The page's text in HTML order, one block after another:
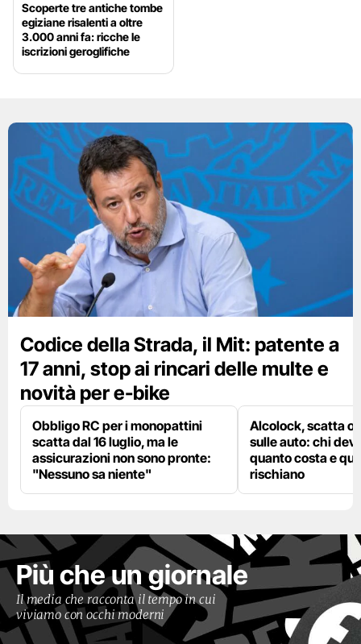
Scoperte tre antiche tombe
egiziane risalenti a oltre
3.000 anni fa: ricche le
iscrizioni geroglifiche
Codice della Strada, il Mit: patente a
17 anni, stop ai rincari delle multe e
novità per e-bike
Obbligo RC per i monopattini
scatta dal 16 luglio, ma le
assicurazioni non sono pronte:
"Nessuno sa niente"
Alcolock, scatta
sulle auto: chi
quanto costa e
rischiano
Più che un giornale
Il media che racconta il tempo in cui
viviamo con occhi moderni